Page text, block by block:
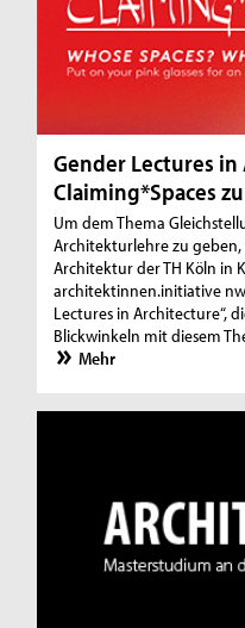
Gender Lectures
Claiming*Spaces
Um dem Thema
Architekturlehre zu
Architektur der TH Köln in
architektinnen.initiative
Lectures in Architecture“,
Blickwinkeln mit diesem
Mehr